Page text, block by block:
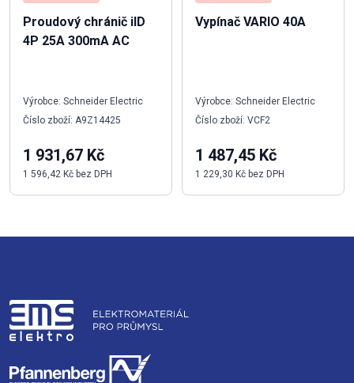
Proudový chránič iID
4P 25A 300mA AC
Výrobce: Schneider Electric
Číslo zboží: A9Z14425
1 931,67 Kč
1 596,42 Kč bez DPH
Vypínač VARIO 40A
Výrobce: Schneider Electric
Číslo zboží: VCF2
1 487,45 Kč
1 229,30 Kč bez DPH